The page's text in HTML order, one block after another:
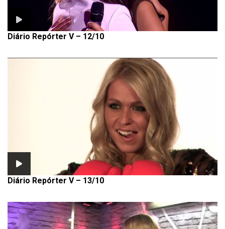
Diário Repórter V – 12/10
Diário Repórter V – 13/10